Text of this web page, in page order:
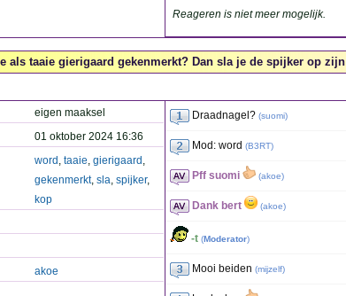
Reageren is niet meer mogelijk.
als taaie gierigaard gekenmerkt? Dan sla je de spijker op
eigen maaksel
01 oktober 2024 16:36
word , taaie, gierigaard ,
gekenmerkt, sla, spijker,
kop
akoe
Draadnagel? (suomi)
Mod: word (B3RT)
Pff suomi (akoe)
Dank bert (akoe)
-t (Moderator)
Mooi beiden (mijzelf)